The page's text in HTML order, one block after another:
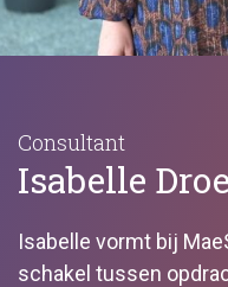
Consultant
Isabelle
Isabelle vormt bij
schakel tussen